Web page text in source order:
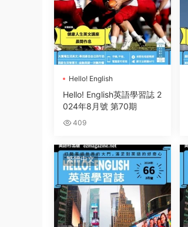
Hello! English
英語學習誌
Hello! English英語學習誌 2
024年8月號 第70期
409
繁體中文